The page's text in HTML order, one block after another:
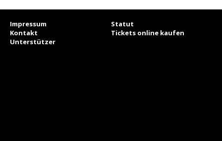
Impressum
Statut
Kontakt
Tickets online kaufen
Unterstützer